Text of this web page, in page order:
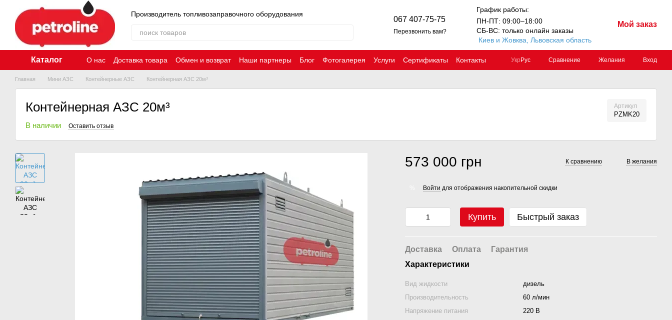
Перейти к основному контенту
Производитель топливозаправочного оборудования
067 407-75-75
Перезвонить вам?
График работы:
ПН-ПТ: 09:00–18:00
СБ-ВС: только онлайн заказы
Киев и Жовква, Львовская область
Мой заказ
Каталог О нас Доставка товара Обмен и возврат Наши партнеры Блог Фотогалерея Услуги Сертификаты Контакты Укр Рус Сравнение Желания Вход
Главная Мини АЗС Контейнерные АЗС Контейнерная АЗС 20м³
Контейнерная АЗС 20м³ Артикул
PZMK20
В наличии Оставить отзыв
573 000 грн К сравнению В желания
Войти для отображения накопительной скидки
Купить Быстрый заказ
Доставка Оплата
Гарантия
Характеристики
Вид жидкости
дизель
Производительность
60 л/мин
Напряжение питания
220 В